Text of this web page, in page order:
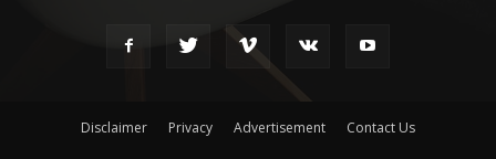
Disclaimer Privacy Advertisement Contact Us